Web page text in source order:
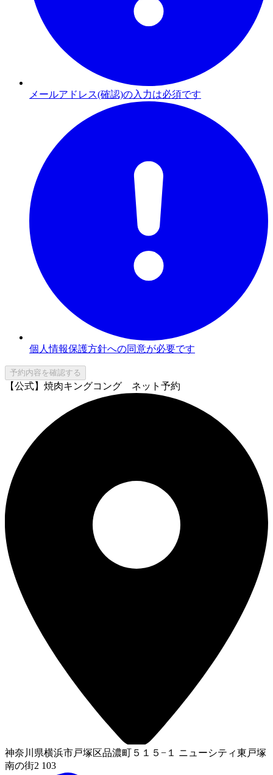
メールアドレス(確認)の入力は必須です
個人情報保護方針への同意が必要です
予約内容を確認する
【公式】焼肉キングコング ネット予約
神奈川県横浜市戸塚区品濃町５１５−１ ニューシティ東戸塚
南の街2 103